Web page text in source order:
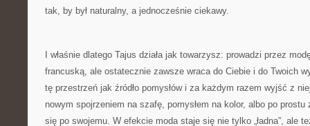
tak, by był naturalny, a jednocześnie ciekawy.
I właśnie dlatego Tajus działa jak towarzysz: prowadzi przez
francuską, ale ostatecznie zawsze wraca do Ciebie i do Twoich
tę przestrzeń jak źródło pomysłów i za każdym razem wyjść z
nowym spojrzeniem na szafę, pomysłem na kolor, albo po
się po swojemu. W efekcie moda staje się nie tylko „ładna”, ale